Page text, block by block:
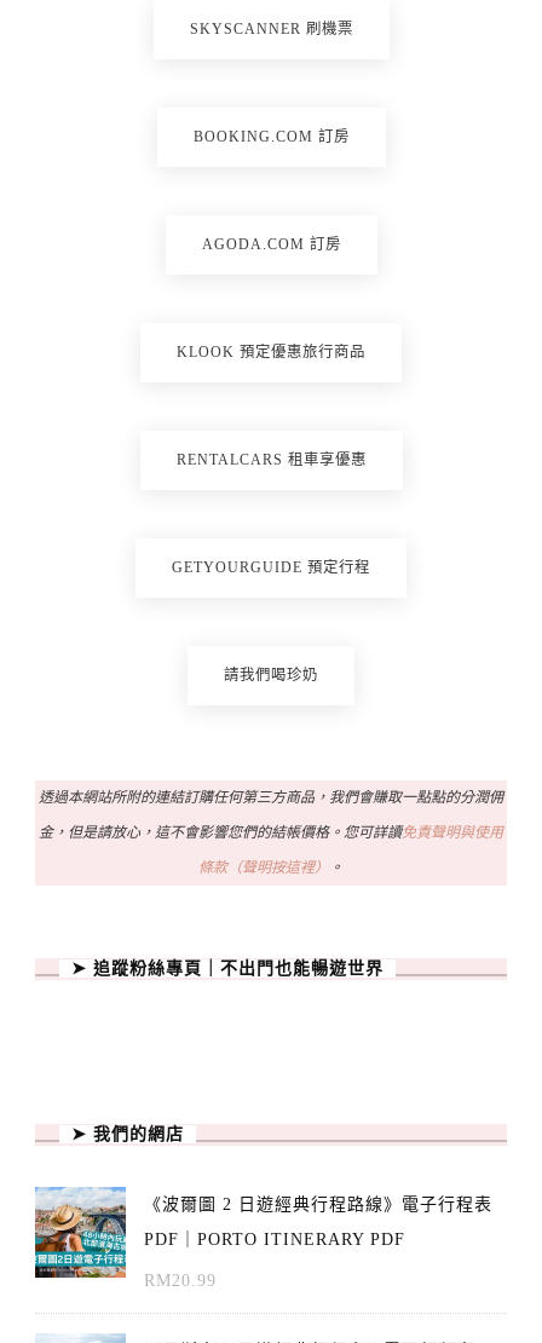
SKYSCANNER 刷機票
BOOKING.COM 訂房
AGODA.COM 訂房
KLOOK 預定優惠旅行商品
RENTALCARS 租車享優惠
GETYOURGUIDE 預定行程
請我們喝珍奶
透過本網站所附的連結訂購任何第三方商品，我們會賺取一點點的分潤佣
金，但是請放心，這不會影響您們的結帳價格。您可詳讀免責聲明與使用
條款（聲明按這裡） 。
➤ 追蹤粉絲專頁｜不出門也能暢遊世界
➤ 我們的網店
《波爾圖 2 日遊經典行程路線》電子行程表
PDF｜PORTO ITINERARY PDF
RM20.99